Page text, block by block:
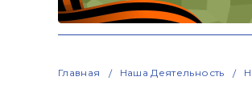
Главная Наша Деятельность